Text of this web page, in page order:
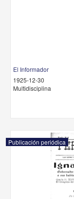
El Informador
1925-12-30
Multidisciplina
Publicación periódica